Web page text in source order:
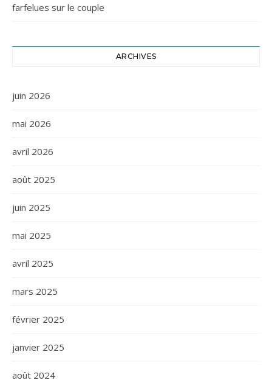
farfelues sur le couple
ARCHIVES
juin 2026
mai 2026
avril 2026
août 2025
juin 2025
mai 2025
avril 2025
mars 2025
février 2025
janvier 2025
août 2024